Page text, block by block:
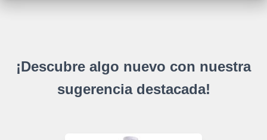
¡Descubre algo nuevo con nuestra
sugerencia destacada!